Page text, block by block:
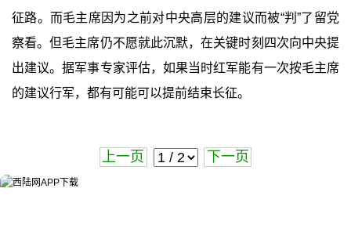
征路。而毛主席因为之前对中央高层的建议而被“判”了留党
察看。但毛主席仍不愿就此沉默，在关键时刻四次向中央提
出建议。据军事专家评估，如果当时红军能有一次按毛主席
的建议行军，都有可能可以提前结束长征。
上一页 下一页